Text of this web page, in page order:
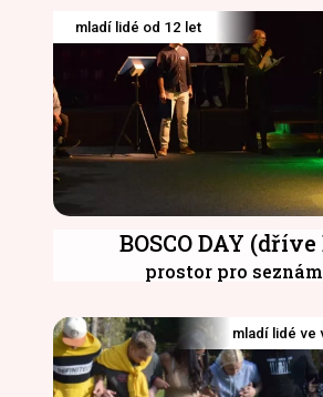
BOSCO DAY (dříve
prostor pro
mladí lidé od 12 let
mladí lidé ve